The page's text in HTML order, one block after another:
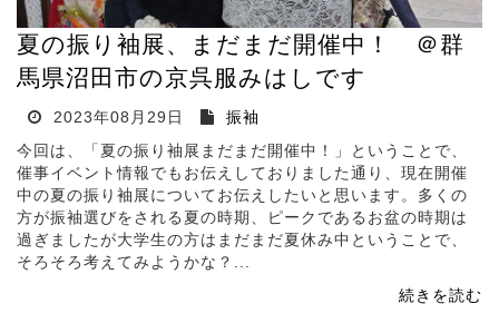
夏の振り袖展、まだまだ開催中！ ＠群
馬県沼田市の京呉服みはしです
2023年08月29日
振袖
今回は、「夏の振り袖展まだまだ開催中！」ということで、
催事イベント情報でもお伝えしておりました通り、現在開催
中の夏の振り袖展についてお伝えしたいと思います。多くの
方が振袖選びをされる夏の時期、ピークであるお盆の時期は
過ぎましたが大学生の方はまだまだ夏休み中ということで、
そろそろ考えてみようかな？...
続きを読む